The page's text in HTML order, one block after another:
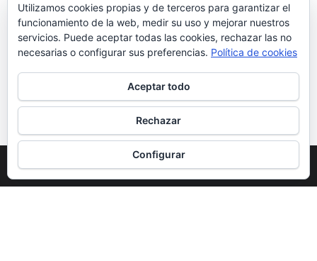
Etiquetas bicicletas portabicicletas portabicis remolque
TSI Style XL
Tivoli Grand
Funciona gracias aWordPress |Tema:Envo Magazine
Utilizamos cookies propias y de terceros para garantizar el
funcionamiento de la web, medir su uso y mejorar nuestros
servicios. Puede aceptar todas las cookies, rechazar las no
necesarias o configurar sus preferencias. Política de cookies
Aceptar todo
Rechazar
Configurar